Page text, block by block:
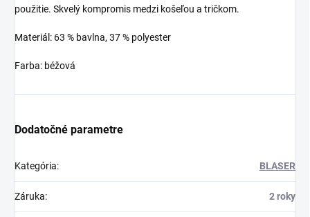
použitie. Skvelý kompromis medzi košeľou a tričkom.
Materiál: 63 % bavlna, 37 % polyester
Farba: béžová
Dodatočné parametre
Kategória: BLASER
Záruka: 2 roky